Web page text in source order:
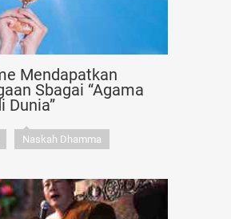
Mendapatkan
Sbagai “Agama
Dunia”
Naskah Dhamma